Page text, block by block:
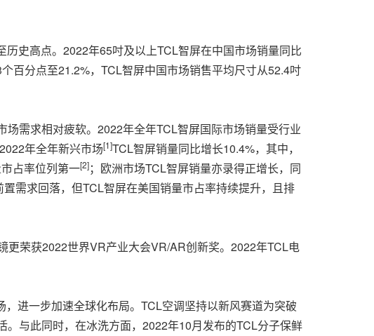
史高点。2022年65吋及以上TCL智屏在中国市场销量同比
百分点至21.2%，TCL智屏中国市场销售平均尺寸从52.4吋
需求相对疲软。2022年全年TCL智屏国际市场销量受行业
年全年新兴市场[1]TCL智屏销量同比增长10.4%，其中，
占率位列第一[2]；欧洲市场TCL智屏销量亦录得正增长，同
需求回落，但TCL智屏在美国销量市占率持续提升，且排
荣获2022世界VR产业大会VR/AR创新奖。2022年TCL电
进一步加速全球化布局。TCL空调坚持以新风赛道为突破
与此同时，在冰洗方面，2022年10月发布的TCL分子保鲜